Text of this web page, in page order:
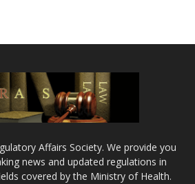
Affairs Society. We provide you
news and updated regulations in
covered by the Ministry of Health.